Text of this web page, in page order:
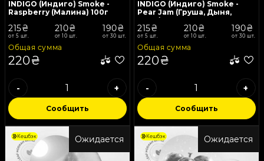
INDIGO (Индиго) Smoke -
Raspberry (Малина) 100г
215₴
от 5 шт.
210₴
от 10 шт.
190₴
от 30 шт.
Общая сумма
220₴
- +
Сообщить
INDIGO (Индиго) Smoke -
Pear Jam (Груша, Дыня,
Мята) 100г
215₴
от 5 шт.
210₴
от 10 шт.
190₴
от 30 шт.
Общая сумма
220₴
- +
Сообщить
Ожидается
Кешбэк Ожидается
Кешбэк